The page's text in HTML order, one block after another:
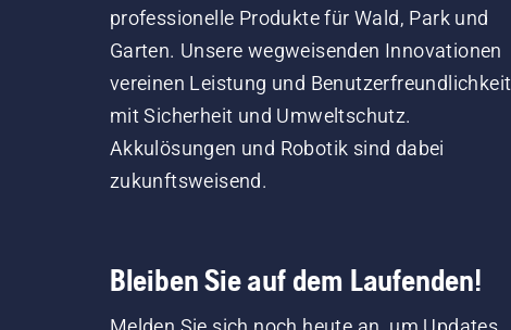
professionelle Produkte für Wald, Park und
Garten. Unsere wegweisenden Innovationen
vereinen Leistung und Benutzerfreundlichkeit
mit Sicherheit und Umweltschutz.
Akkulösungen und Robotik sind dabei
zukunftsweisend.
Bleiben Sie auf dem Laufenden!